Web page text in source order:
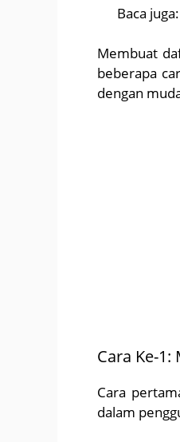
Baca juga:
Membuat
beberapa
dengan
Cara Ke-1:
Cara
dalam